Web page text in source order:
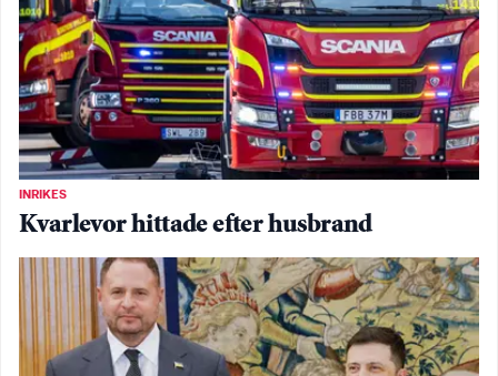
INRIKES
Kvarlevor hittade efter husbrand